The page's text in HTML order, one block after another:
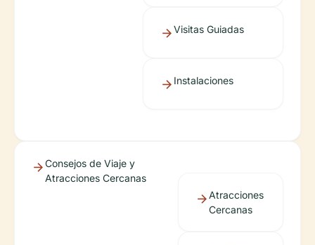
Visitas Guiadas
Instalaciones
Consejos de Viaje y
Atracciones Cercanas
Atracciones
Cercanas